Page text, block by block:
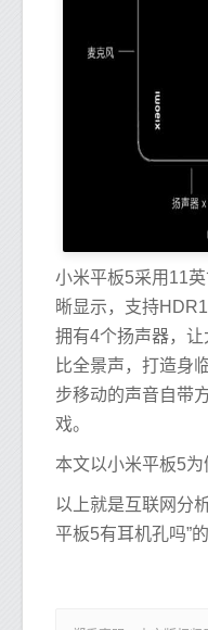
小米平板5采用11
晰显示，支持
拥有4个扬声器，
比全景声，打造身
步移动的声音自带
戏。
本文以小米平板5
以上就是互联网分
平板5有耳机孔吗”